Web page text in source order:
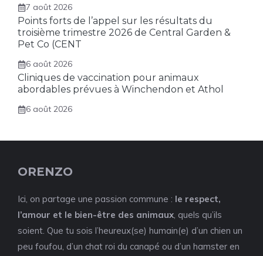
7 août 2026
Points forts de l’appel sur les résultats du
troisième trimestre 2026 de Central Garden &
Pet Co (CENT
6 août 2026
Cliniques de vaccination pour animaux
abordables prévues à Winchendon et Athol
6 août 2026
ORENZO
Ici, on partage une passion commune : le respect,
l’amour et le bien-être des animaux, quels qu’ils
soient. Que tu sois l’heureux(se) humain(e) d’un chien un
peu foufou, d’un chat roi du canapé ou d’un hamster en